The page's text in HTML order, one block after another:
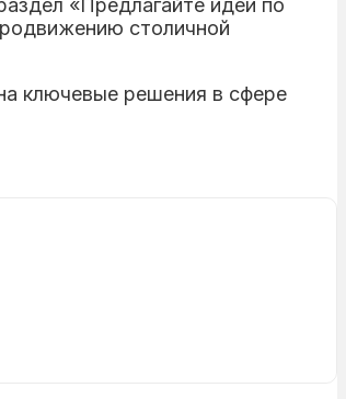
«Предлагайте идеи по
столичной
ключевые решения в сфере